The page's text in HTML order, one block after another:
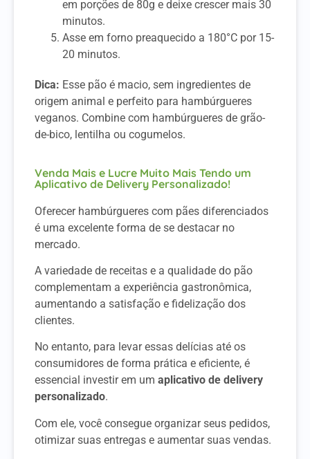
em porções de 80g e deixe crescer mais 30
minutos.
Asse em forno preaquecido a 180°C por 15-
20 minutos.
Dica: Esse pão é macio, sem ingredientes de
origem animal e perfeito para hambúrgueres
veganos. Combine com hambúrgueres de grão-
de-bico, lentilha ou cogumelos.
Venda Mais e Lucre Muito Mais Tendo um
Aplicativo de Delivery Personalizado!
Oferecer hambúrgueres com pães diferenciados
é uma excelente forma de se destacar no
mercado.
A variedade de receitas e a qualidade do pão
complementam a experiência gastronômica,
aumentando a satisfação e fidelização dos
clientes.
No entanto, para levar essas delícias até os
consumidores de forma prática e eficiente, é
essencial investir em um aplicativo de delivery
personalizado.
Com ele, você consegue organizar seus pedidos,
otimizar suas entregas e aumentar suas vendas.